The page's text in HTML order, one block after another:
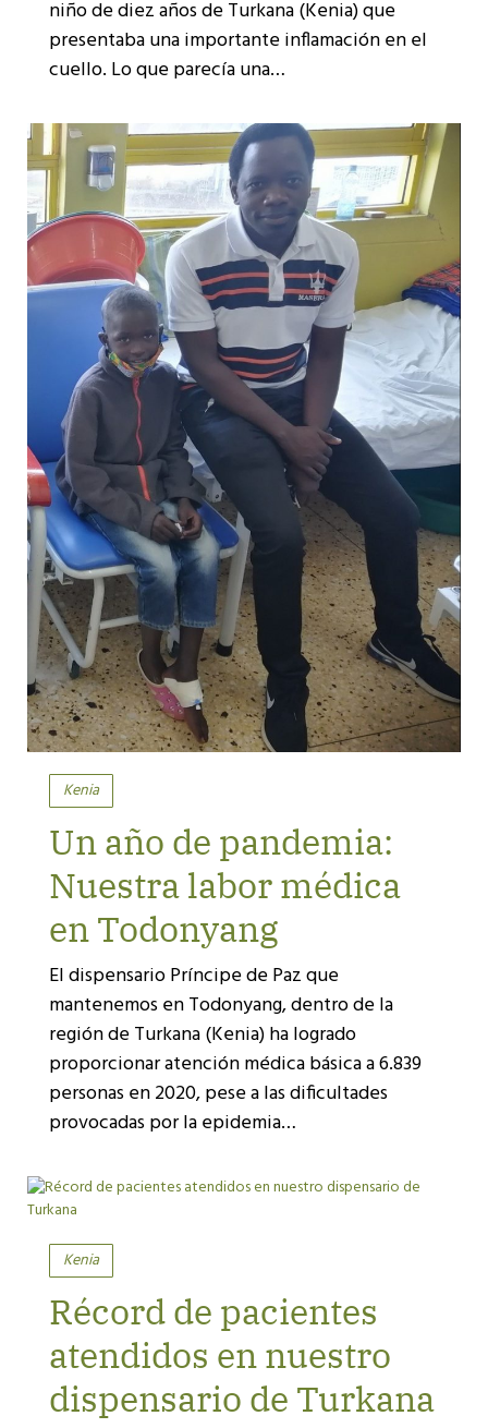
niño de diez años de Turkana (Kenia) que
presentaba una importante inflamación en el
cuello. Lo que parecía una…
Kenia
Un año de pandemia:
Nuestra labor médica
en Todonyang
El dispensario Príncipe de Paz que
mantenemos en Todonyang, dentro de la
región de Turkana (Kenia) ha logrado
proporcionar atención médica básica a 6.839
personas en 2020, pese a las dificultades
provocadas por la epidemia…
Kenia
Récord de pacientes
atendidos en nuestro
dispensario de Turkana